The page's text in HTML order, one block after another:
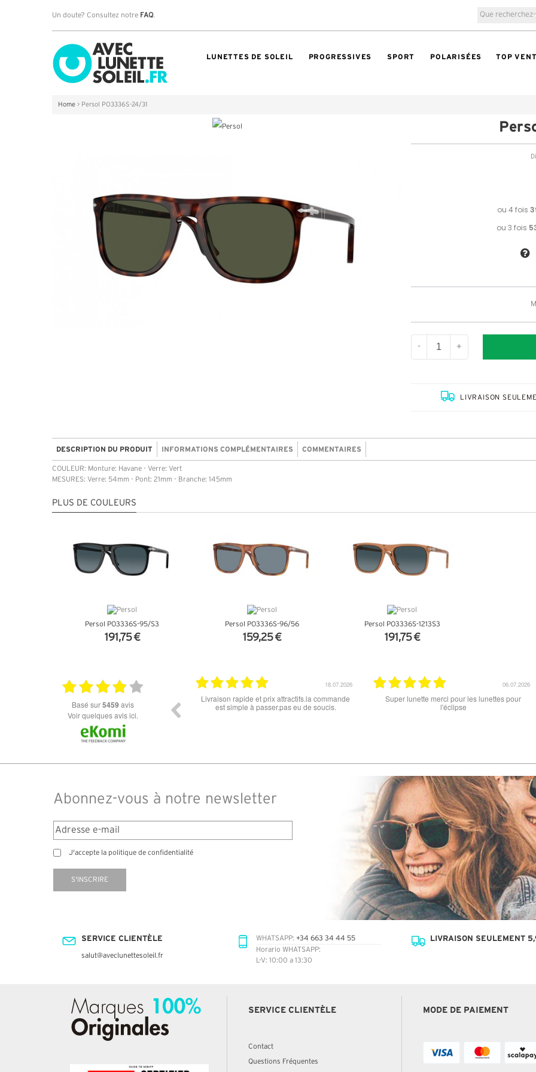
Un doute? Consultez notre FAQ.
LUNETTES DE SOLEIL PROGRESSIVES SPORT POLARISÉES TOP
Home > Persol PO3336S-24/31
- +
LIVRAISON
DESCRIPTION DU PRODUIT INFORMATIONS COMPLÉMENTAIRES COMMENTAIRES
COULEUR: Monture: Havane - Verre: Vert
MESURES: Verre: 54mm - Pont: 21mm - Branche: 145mm
PLUS DE COULEURS
Persol PO3336S-95/S3
191,75 €
Persol PO3336S-96/56
159,25 €
Persol PO3336S-1213S3
191,75 €
basé sur5459 avis
Voir quelques avis ici.
l'éclipse
18.06.2026
Prix attractif, frais de port faible, un grand choix
dans les types de lunettes. Attention: les stocks
15.06.2026
tout est parfait , que ce soit le produit commandé
ou la livraison . merci
Abonnez-vous à notre newsletter
J'accepte la politique de confidentialité
S'INSCRIRE
SERVICE CLIENTÈLE
salut@aveclunettesoleil.fr
WHATSAPP: +34 663 34 44 55
Horario WHATSAPP:
L-V: 10:00 a 13:30
LIVRAISON SEULEMENT
SERVICE CLIENTÈLE
Contact
Questions Fréquentes
MODE DE PAIEMENT